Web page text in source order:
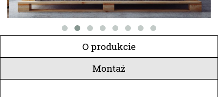
O produkcie
Montaż